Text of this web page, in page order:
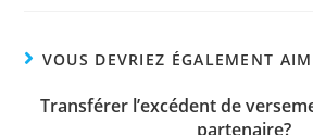
VOUS DEVRIEZ ÉGALEMENT
Transférer l’excédent de
partenaire?